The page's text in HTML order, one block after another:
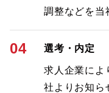
調整などを当
04 選考・内定
求人企業によ
社よりお知ら